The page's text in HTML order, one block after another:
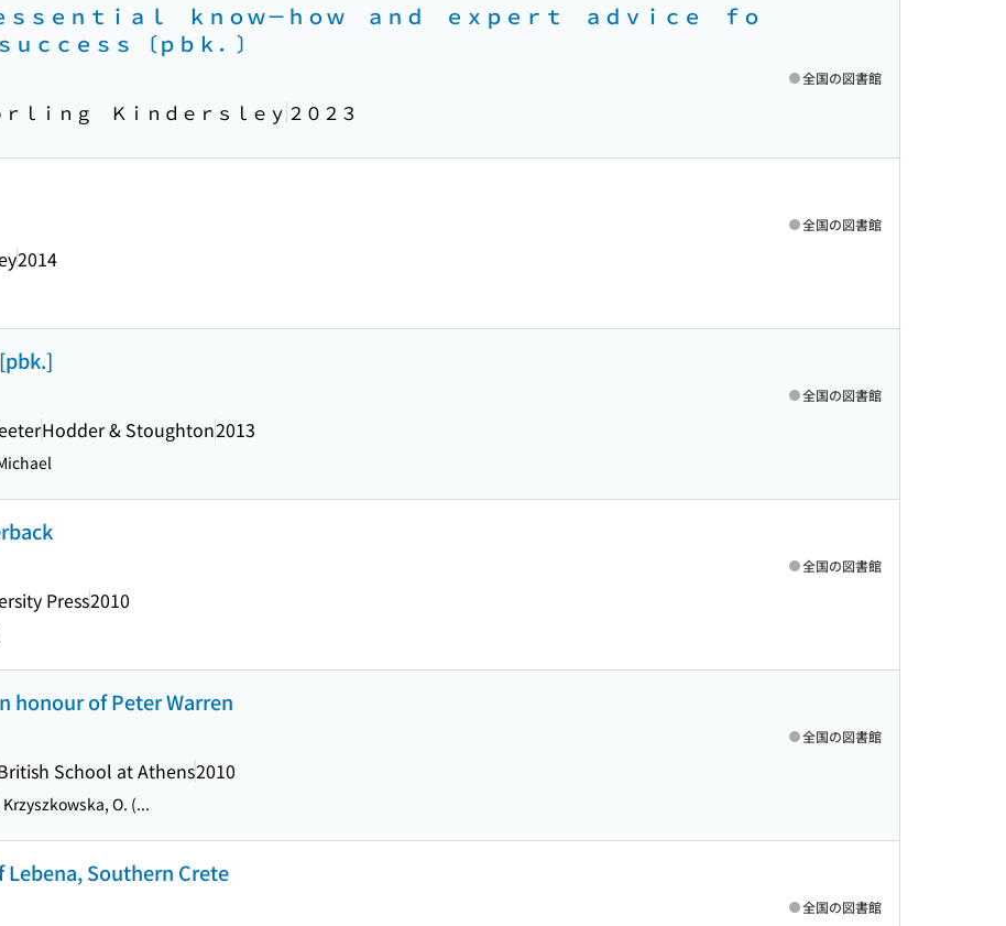
ｓｓｅｎｔｉａｌ ｋｎｏｗ－ｈｏｗ ａｎｄ ｅｘｐｅｒｔ ａｄｖｉｃｅ ｆｏ
ｃｃｅｓｓ 〔ｐｂｋ．〕
ｒｌｉｎｇ Ｋｉｎｄｅｒｓｌｅｙ ２０２３
全国の図書館
2014
全国の図書館
Hodder & Stoughton2013
全国の図書館
Press2010
全国の図書館
honour of Peter Warren
School at Athens2010
全国の図書館
O. (...
Southern Crete
全国の図書館